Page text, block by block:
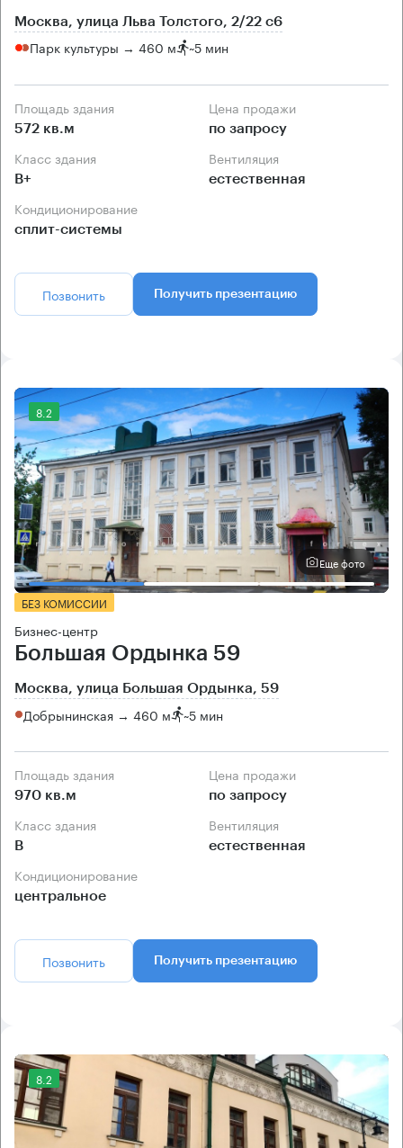
Москва, улица Льва Толстого, 2/22 с6
Парк культуры → 460 м ~5 мин
Площадь здания
572 кв.м
Цена продажи
по запросу
Класс здания
B+
Вентиляция
естественная
Кондиционирование
сплит-системы
Позвонить Получить презентацию
8.2
Еще фото
БЕЗ КОМИССИИ
Бизнес-центр
Большая Ордынка 59
Москва, улица Большая Ордынка, 59
Добрынинская → 460 м ~5 мин
Площадь здания
970 кв.м
Цена продажи
по запросу
Класс здания
B
Вентиляция
естественная
Кондиционирование
центральное
Позвонить Получить презентацию
8.2